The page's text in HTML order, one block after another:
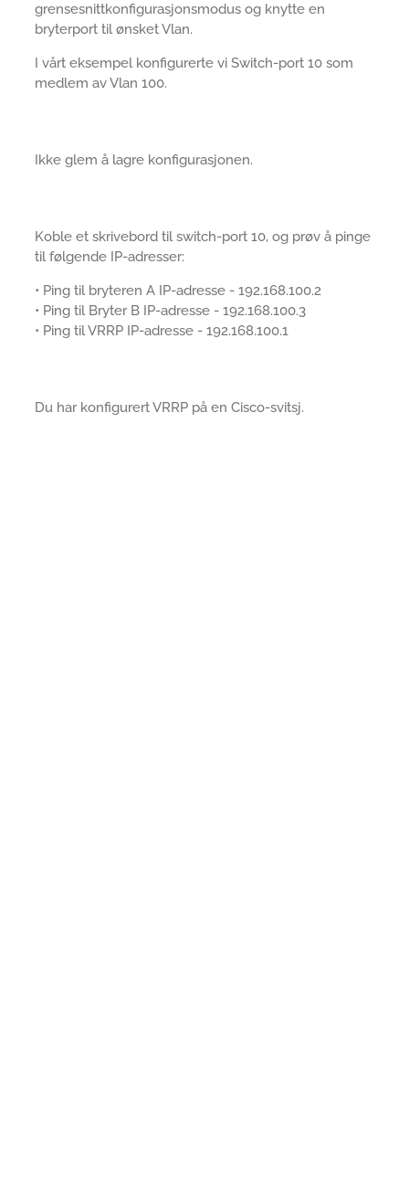
grensesnittkonfigurasjonsmodus og knytte en
bryterport til ønsket Vlan.
I vårt eksempel konfigurerte vi Switch-port 10 som
medlem av Vlan 100.
Ikke glem å lagre konfigurasjonen.
Koble et skrivebord til switch-port 10, og prøv å pinge
til følgende IP-adresser:
• Ping til bryteren A IP-adresse - 192.168.100.2
• Ping til Bryter B IP-adresse - 192.168.100.3
• Ping til VRRP IP-adresse - 192.168.100.1
Du har konfigurert VRRP på en Cisco-svitsj.